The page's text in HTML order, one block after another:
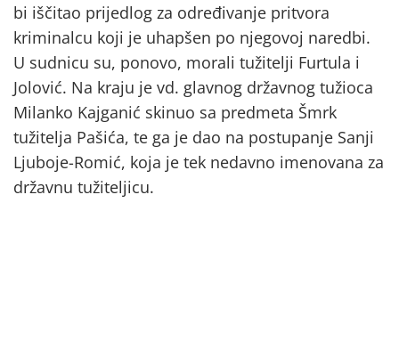
bi iščitao prijedlog za određivanje pritvora
kriminalcu koji je uhapšen po njegovoj naredbi.
U sudnicu su, ponovo, morali tužitelji Furtula i
Jolović. Na kraju je vd. glavnog državnog tužioca
Milanko Kajganić skinuo sa predmeta Šmrk
tužitelja Pašića, te ga je dao na postupanje Sanji
Ljuboje-Romić, koja je tek nedavno imenovana za
državnu tužiteljicu.